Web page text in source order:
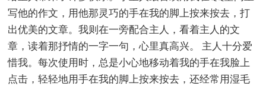
写他的作文，用他那灵巧的手在我的脚上按来按去，打
出优美的文章。我则在一旁配合主人，看着主人的文
章，读着那抒情的一字一句，心里真高兴。 主人十分爱
惜我。每次使用时，总是小心地移动着我的手在我脸上
点击，轻轻地用手在我的脚上按来按去，还经常用湿毛